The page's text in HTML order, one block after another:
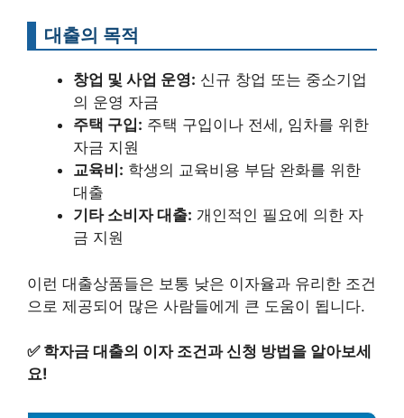
대출의 목적
창업 및 사업 운영: 신규 창업 또는 중소기업
의 운영 자금
주택 구입: 주택 구입이나 전세, 임차를 위한
자금 지원
교육비: 학생의 교육비용 부담 완화를 위한
대출
기타 소비자 대출: 개인적인 필요에 의한 자
금 지원
이런 대출상품들은 보통 낮은 이자율과 유리한 조건
으로 제공되어 많은 사람들에게 큰 도움이 됩니다.
✅ 학자금 대출의 이자 조건과 신청 방법을 알아보세
요!